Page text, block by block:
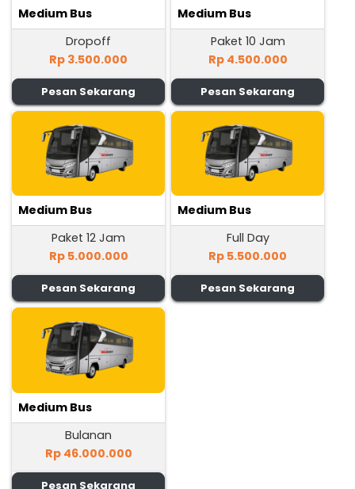
Medium Bus
Dropoff
Rp 3.500.000
Pesan Sekarang
Medium Bus
Paket 10 Jam
Rp 4.500.000
Pesan Sekarang
Medium Bus
Paket 12 Jam
Rp 5.000.000
Pesan Sekarang
Medium Bus
Full Day
Rp 5.500.000
Pesan Sekarang
Medium Bus
Bulanan
Rp 46.000.000
Pesan Sekarang